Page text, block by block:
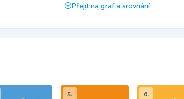
Přejít na graf a srovnání
5. 6.